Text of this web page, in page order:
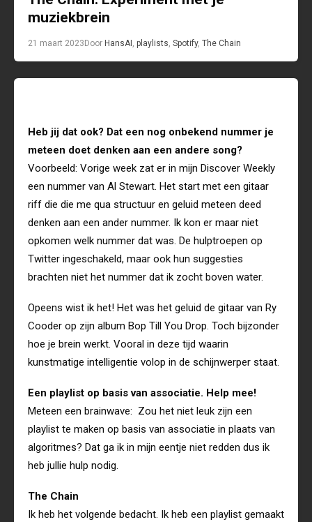
muziekbrein
21 maart 2023 Door HansAI , playlists, Spotify, The Chain
Heb jij dat ook? Dat een nog onbekend nummer je
meteen doet denken aan een andere song?
Voorbeeld: Vorige week zat er in mijn Discover Weekly
een nummer van Al Stewart. Het start met een gitaar
riff die die me qua structuur en geluid meteen deed
denken aan een ander nummer. Ik kon er maar niet
opkomen welk nummer dat was. De hulptroepen op
Twitter ingeschakeld, maar ook hun suggesties
brachten niet het nummer dat ik zocht boven water.
Opeens wist ik het! Het was het geluid de gitaar van Ry
Cooder op zijn album Bop Till You Drop. Toch bijzonder
hoe je brein werkt. Vooral in deze tijd waarin
kunstmatige intelligentie volop in de schijnwerper staat.
Een playlist op basis van associatie. Help mee!
Meteen een brainwave: Zou het niet leuk zijn een
playlist te maken op basis van associatie in plaats van
algoritmes? Dat ga ik in mijn eentje niet redden dus ik
heb jullie hulp nodig.
The Chain
Ik heb het volgende bedacht. Ik heb een playlist gemaakt